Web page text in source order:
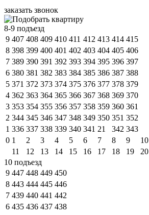
заказать звонок
8-9 подъезд
9 407 408 409 410 411 412 413 414 415
8 398 399 400 401 402 403 404 405 406
7 389 390 391 392 393 394 395 396 397
6 380 381 382 383 384 385 386 387 388
5 371 372 373 374 375 376 377 378 379
4 362 363 364 365 366 367 368 369 370
3 353 354 355 356 357 358 359 360 361
2 344 345 346 347 348 349 350 351 352
1 336 337 338 339 340 341 21 342 343
0 1 2 3 4 5 6 7 8 9
10
11
12 13 14 15 16 17 18 19
20
10 подъезд
9 447 448 449 450
8 443 444 445 446
7 439 440 441 442
6 435 436 437 438